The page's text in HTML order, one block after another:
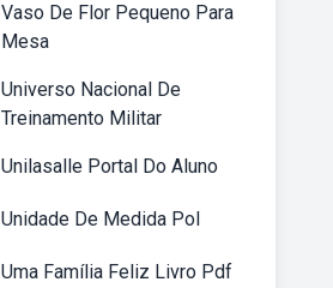
Vaso De Flor Pequeno Para
Mesa
Universo Nacional De
Treinamento Militar
Unilasalle Portal Do Aluno
Unidade De Medida Pol
Uma Família Feliz Livro Pdf